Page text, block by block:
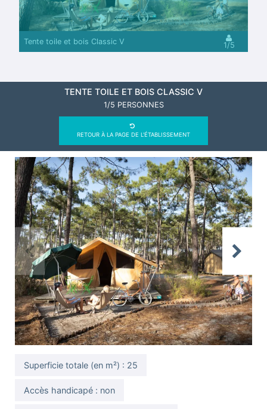
Tente toile et bois Classic V 1/5
TENTE TOILE ET BOIS CLASSIC V
1/5 PERSONNES
RETOUR À LA PAGE DE L'ÉTABLISSEMENT
Previous Next
Superficie totale (en m²) : 25
Accès handicapé : non